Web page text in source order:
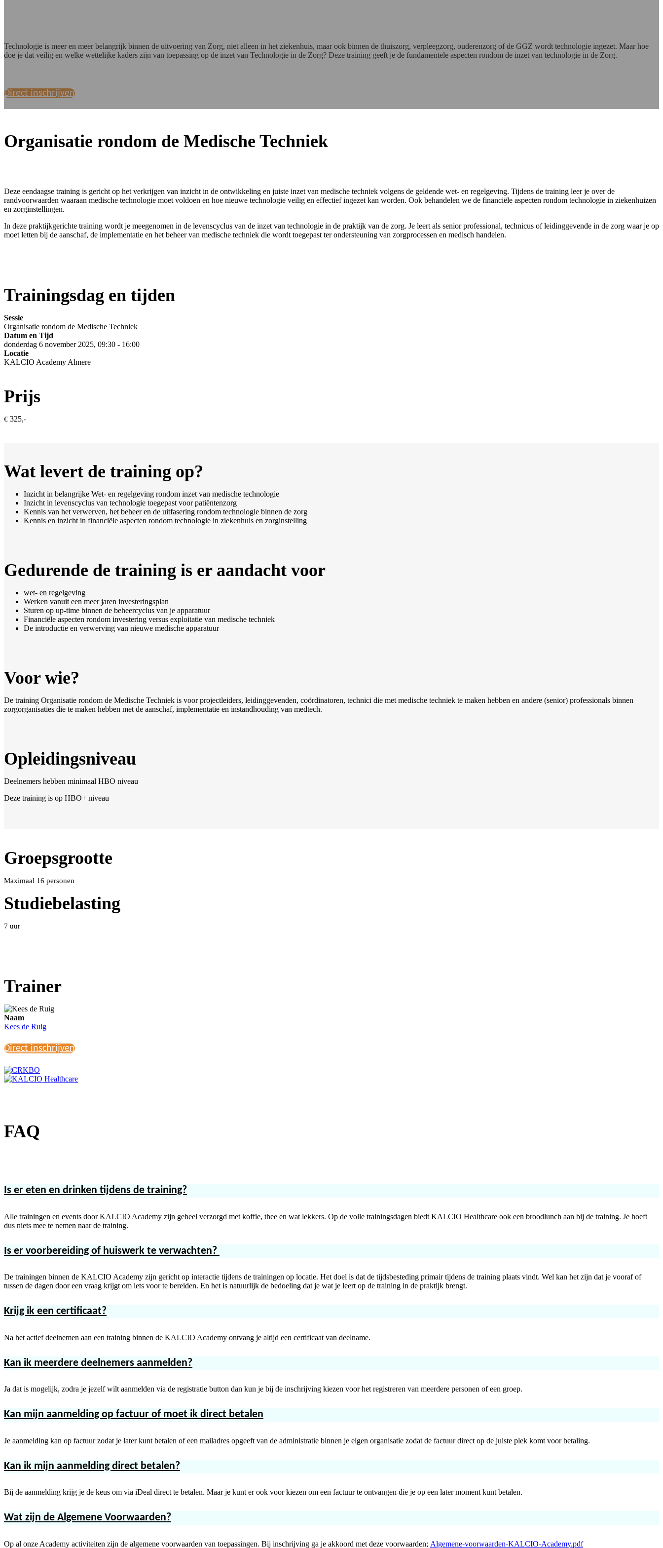
Technologie is meer en meer belangrijk binnen de uitvoering van Zorg, niet alleen in het ziekenhuis, maar ook binnen de thuiszorg, verpleegzorg, ouderenzorg of de GGZ wordt technologie ingezet. Maar hoe
doe je dat veilig en welke wettelijke kaders zijn van toepassing op de inzet van Technologie in de Zorg? Deze training geeft je de fundamentele aspecten rondom de inzet van technologie in de Zorg.
Direct inschrijven
Organisatie rondom de Medische Techniek
Deze eendaagse training is gericht op het verkrijgen van inzicht in de ontwikkeling en juiste inzet van medische techniek volgens de geldende wet- en regelgeving. Tijdens de training leer je over de
randvoorwaarden waaraan medische technologie moet voldoen en hoe nieuwe technologie veilig en effectief ingezet kan worden. Ook behandelen we de financiële aspecten rondom technologie in ziekenhuizen
en zorginstellingen.
In deze praktijkgerichte training wordt je meegenomen in de levenscyclus van de inzet van technologie in de praktijk van de zorg. Je leert als senior professional, technicus of leidinggevende in de zorg waar je op
moet letten bij de aanschaf, de implementatie en het beheer van medische techniek die wordt toegepast ter ondersteuning van zorgprocessen en medisch handelen.
Trainingsdag en tijden
Sessie
Organisatie rondom de Medische Techniek
Datum en Tijd
donderdag 6 november 2025, 09:30 - 16:00
Locatie
KALCIO Academy Almere
Prijs
€ 325,-
Wat levert de training op?
Inzicht in belangrijke Wet- en regelgeving rondom inzet van medische technologie
Inzicht in levenscyclus van technologie toegepast voor patiëntenzorg
Kennis van het verwerven, het beheer en de uitfasering rondom technologie binnen de zorg
Kennis en inzicht in financiële aspecten rondom technologie in ziekenhuis en zorginstelling
Gedurende de training is er aandacht voor
wet- en regelgeving
Werken vanuit een meer jaren investeringsplan
Sturen op up-time binnen de beheercyclus van je apparatuur
Financiële aspecten rondom investering versus exploitatie van medische techniek
De introductie en verwerving van nieuwe medische apparatuur
Voor wie?
De training Organisatie rondom de Medische Techniek is voor projectleiders, leidinggevenden, coördinatoren, technici die met medische techniek te maken hebben en andere (senior) professionals binnen
zorgorganisaties die te maken hebben met de aanschaf, implementatie en instandhouding van medtech.
Opleidingsniveau
Deelnemers hebben minimaal HBO niveau
Deze training is op HBO+ niveau
Groepsgrootte
Maximaal 16 personen
Studiebelasting
7 uur
Trainer
Naam
Kees de Ruig
Direct inschrijven
FAQ
Is er eten en drinken tijdens de training?
Alle trainingen en events door KALCIO Academy zijn geheel verzorgd met koffie, thee en wat lekkers. Op de volle trainingsdagen biedt KALCIO Healthcare ook een broodlunch aan bij de training. Je hoeft
dus niets mee te nemen naar de training.
Is er voorbereiding of huiswerk te verwachten?
De trainingen binnen de KALCIO Academy zijn gericht op interactie tijdens de trainingen op locatie. Het doel is dat de tijdsbesteding primair tijdens de training plaats vindt. Wel kan het zijn dat je vooraf of
tussen de dagen door een vraag krijgt om iets voor te bereiden. En het is natuurlijk de bedoeling dat je wat je leert op de training in de praktijk brengt.
Krijg ik een certificaat?
Na het actief deelnemen aan een training binnen de KALCIO Academy ontvang je altijd een certificaat van deelname.
Kan ik meerdere deelnemers aanmelden?
Ja dat is mogelijk, zodra je jezelf wilt aanmelden via de registratie button dan kun je bij de inschrijving kiezen voor het registreren van meerdere personen of een groep.
Kan mijn aanmelding op factuur of moet ik direct betalen
Je aanmelding kan op factuur zodat je later kunt betalen of een mailadres opgeeft van de administratie binnen je eigen organisatie zodat de factuur direct op de juiste plek komt voor betaling.
Kan ik mijn aanmelding direct betalen?
Bij de aanmelding krijg je de keus om via iDeal direct te betalen. Maar je kunt er ook voor kiezen om een factuur te ontvangen die je op een later moment kunt betalen.
Wat zijn de Algemene Voorwaarden?
Op al onze Academy activiteiten zijn de algemene voorwaarden van toepassingen. Bij inschrijving ga je akkoord met deze voorwaarden; Algemene-voorwaarden-KALCIO-Academy.pdf